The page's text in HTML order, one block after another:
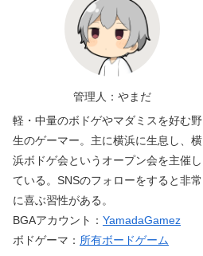
管理人：やまだ
軽・中量のボドゲやマダミスを好む野
生のゲーマー。主に横浜に生息し、横
浜ボドゲ会というオープン会を主催し
ている。SNSのフォローをすると非常
に喜ぶ習性がある。
BGAアカウント： YamadaGamez
ボドゲーマ： 所有ボードゲーム